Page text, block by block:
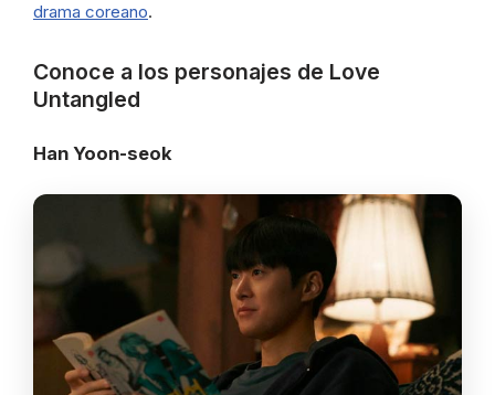
drama coreano.
Conoce a los personajes de Love
Untangled
Han Yoon-seok